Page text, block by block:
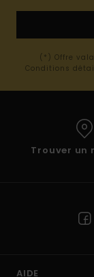
(*) Offre
Conditions
Trouver un
AIDE